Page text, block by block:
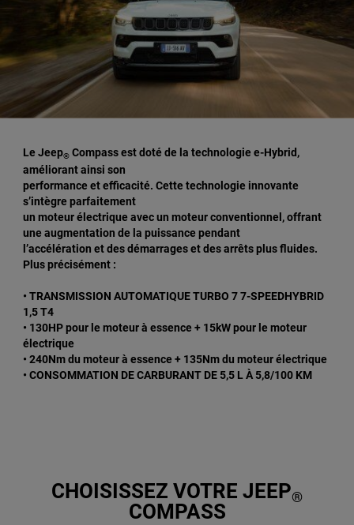
Le Jeep® Compass est doté de la technologie e-Hybrid,
améliorant ainsi son
performance et efficacité. Cette technologie innovante
s’intègre parfaitement
un moteur électrique avec un moteur conventionnel,offrant
une augmentation de la puissance pendant
l’accélération et des démarrages et des arrêts plus fluides.
Plus précisément :
• TRANSMISSION AUTOMATIQUE TURBO 7 7-SPEEDHYBRID
1,5 T4
• 130HP pour le moteur à essence + 15kW pour le moteur
électrique
• 240Nm du moteur à essence + 135Nm du moteur électrique
• CONSOMMATION DE CARBURANT DE 5,5 L À 5,8/100 KM
CHOISISSEZ VOTRE JEEP®
COMPASS